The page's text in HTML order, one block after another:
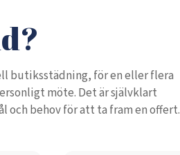
butiksstädning, för en eller flera
möte. Det är självklart
och behov för att ta fram en offert.